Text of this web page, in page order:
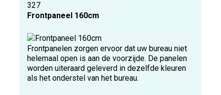
327
Frontpaneel 160cm
Frontpanelen zorgen ervoor dat uw bureau niet
helemaal open is aan de voorzijde. De panelen
worden uiteraard geleverd in dezelfde kleuren
als het onderstel van het bureau.